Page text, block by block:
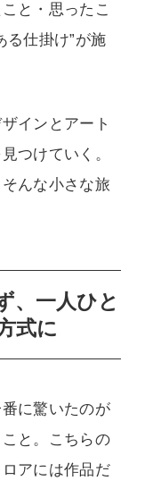
と・思ったこ
る仕掛け”が施
インとアート
つけていく。
んな小さな旅
、一人ひと
式に
に驚いたのが
こと。こちらの
アには作品だ